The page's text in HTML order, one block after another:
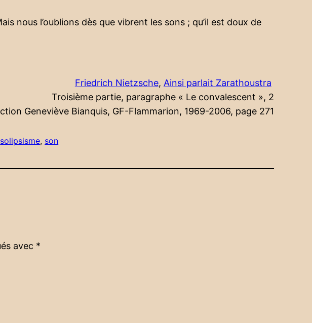
nous l’oublions dès que vibrent les sons ; qu’il est doux de
Friedrich Nietzsche, Ainsi parlait Zarathoustra
Troisième partie, paragraphe « Le convalescent », 2
Geneviève Bianquis, GF-Flammarion, 1969-2006, page 271
solipsisme, son
avec *